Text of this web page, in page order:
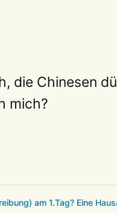
die Chinesen
mich?
am 1.Tag? Eine